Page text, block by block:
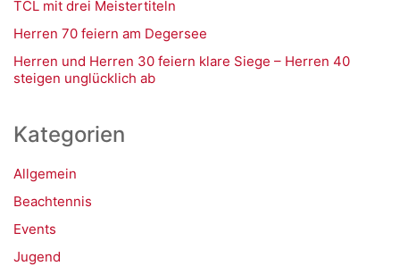
TCL mit drei Meistertiteln
Herren 70 feiern am Degersee
Herren und Herren 30 feiern klare Siege – Herren 40
steigen unglücklich ab
Kategorien
Allgemein
Beachtennis
Events
Jugend